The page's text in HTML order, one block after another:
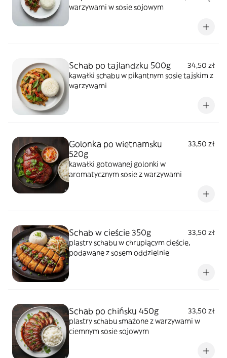
warzywami w sosie sojowym
Schab po tajlandzku 500g
34,50 zł
kawałki schabu w pikantnym sosie tajskim z
warzywami
Golonka po wietnamsku
520g
33,50 zł
kawałki gotowanej golonki w
aromatycznym sosie z warzywami
Schab w cieście 350g
33,50 zł
plastry schabu w chrupiącym cieście,
podawane z sosem oddzielnie
Schab po chińsku 450g
33,50 zł
plastry schabu smażone z warzywami w
ciemnym sosie sojowym